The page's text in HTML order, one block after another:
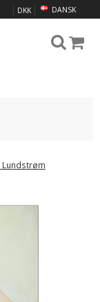
DANSK
DKK
Lundstrøm